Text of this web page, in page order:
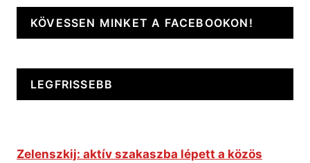
KÖVESSEN MINKET A FACEBOOKON!
LEGFRISSEBB
Zelenszkij: aktív szakaszba lépett a közös